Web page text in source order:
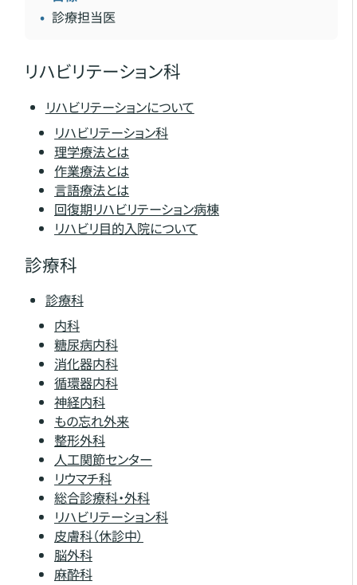
診療担当医
リハビリテーション科
リハビリテーションについて
リハビリテーション科
理学療法とは
作業療法とは
言語療法とは
回復期リハビリテーション病棟
リハビリ目的入院について
診療科
診療科
内科
糖尿病内科
消化器内科
循環器内科
神経内科
もの忘れ外来
整形外科
人工関節センター
リウマチ科
総合診療科・外科
リハビリテーション科
皮膚科（休診中）
脳外科
麻酔科